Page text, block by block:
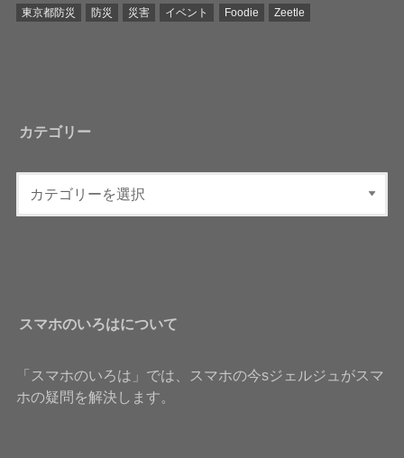
東京都防災
防災 災害 イベント Foodie Zeetle
カテゴリー
スマホのいろはについて
「スマホのいろは」では、スマホの今sジェルジュがスマ
ホの疑問を解決します。